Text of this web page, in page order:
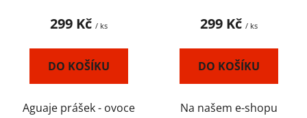
299 Kč / ks
DO KOŠÍKU
Aguaje prášek - ovoce
299 Kč / ks
DO KOŠÍKU
Na našem e-shopu